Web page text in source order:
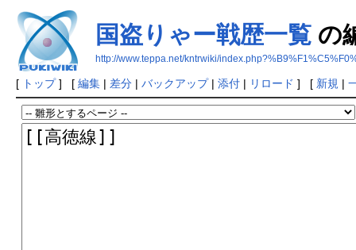
国盗りゃー戦歴一覧の
http://www.teppa.net/kntrwiki/
[ トップ] [ 編集| 差分| バックアップ| 添付| リロード ] [ 新規 |